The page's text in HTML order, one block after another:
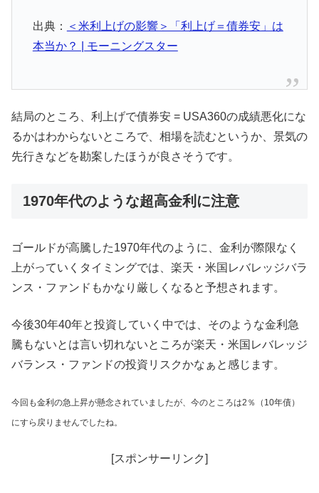
出典：
＜米利上げの影響＞「利上げ＝債券安」は
本当か？ | モーニングスター
結局のところ、利上げで債券安 = USA360の成績悪化にな
るかはわからないところで、相場を読むというか、景気の
先行きなどを勘案したほうが良さそうです。
1970年代のような超高金利に注意
ゴールドが高騰した1970年代のように、金利が際限なく
上がっていくタイミングでは、楽天・米国レバレッジバラ
ンス・ファンドもかなり厳しくなると予想されます。
今後30年40年と投資していく中では、そのような金利急
騰もないとは言い切れないところが楽天・米国レバレッジ
バランス・ファンドの投資リスクかなぁと感じます。
今回も金利の急上昇が懸念されていましたが、今のところは2％（10年債）
にすら戻りませんでしたね。
[スポンサーリンク]